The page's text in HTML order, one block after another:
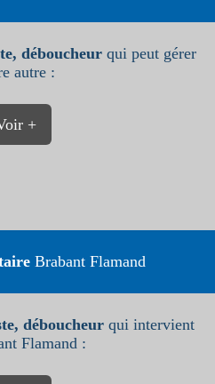
déboucheurqui peut gérer
autre :
+
Brabant Flamand
déboucheurqui intervient
Flamand :